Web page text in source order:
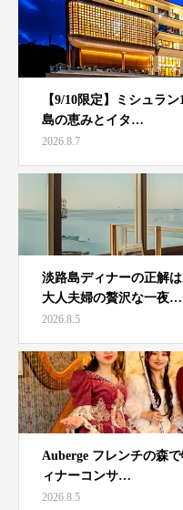
【9/10限定】ミシュラ
島の恵みとイタ…
2026.8.7
淡路島ディナーの正解
大人夫婦の贅沢な一夜…
2026.8.5
Auberge フレンチの森
ィナーコンサ…
2026.8.5